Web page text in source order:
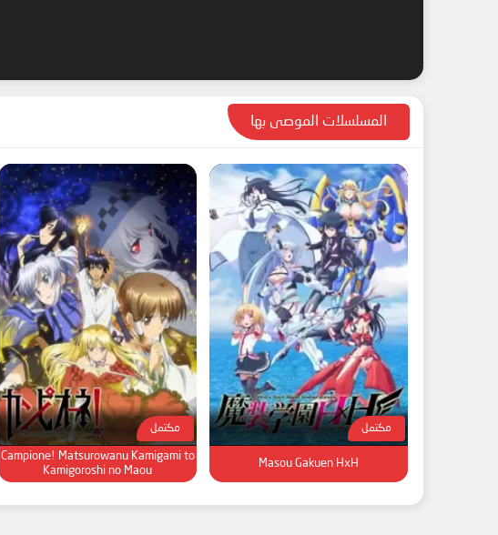
المسلسلات الموصى بها
مكتمل
Masou Gakuen HxH
مكتمل
Campione! Matsurowanu Kamigami to
Kamigoroshi no Maou